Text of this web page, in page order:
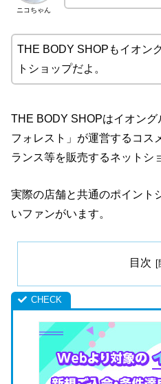
ニコちゃん
THE BODY SHOPもイオン
トショップだよ。
THE BODY SHOPはイオン
フォレスト」が運営するコス
ランス等を販売するネットシ
実際の店舗と共通のポイント
いファンがいます。
目次